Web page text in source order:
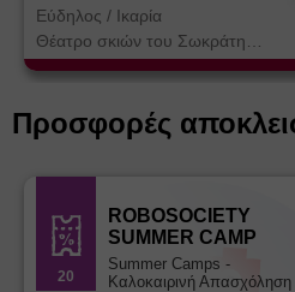
Εύδηλος / Ικαρία
Θέατρο σκιών του Σωκράτη
Κοτσορέ
Προσφορές
20
ROBOSOCIETY
SUMMER CAMP
Summer Camps -
Καλοκαιρινή Απασχόληση